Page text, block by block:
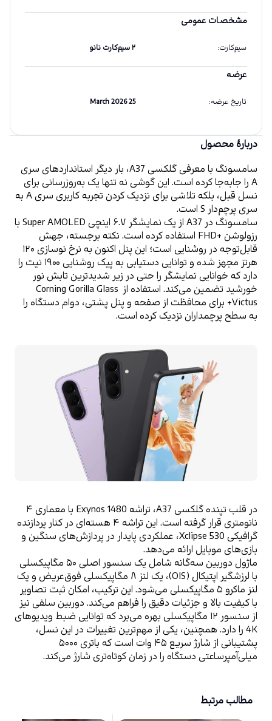
مشخصات عمومی
سیم‌کارت: ۲ سیم‌کارت نانو
عرضه
تاریخ عرضه:
25 March 2026
دربارهٔ محصول
سری پرچم‌دار S است.
خورشید تضمین می‌کند. استفاده از
Corning Gorilla Glass
Victus+
به سطح پرچمداران نزدیک کرده است.
بازی‌های موبایل ارائه می‌دهد.
میلی‌آمپرساعتی دستگاه را در زمان کوتاه‌تری شارژ می‌کند.
مطالب مرتبط